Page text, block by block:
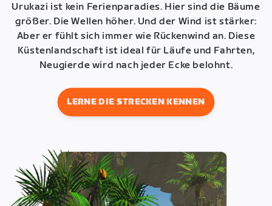
Urukazi ist kein Ferienparadies. Hier sind die Bäume
größer. Die Wellen höher. Und der Wind ist stärker:
Aber er fühlt sich immer wie Rückenwind an. Diese
Küstenlandschaft ist ideal für Läufe und Fahrten,
Neugierde wird nach jeder Ecke belohnt.
LERNE DIE STRECKEN KENNEN